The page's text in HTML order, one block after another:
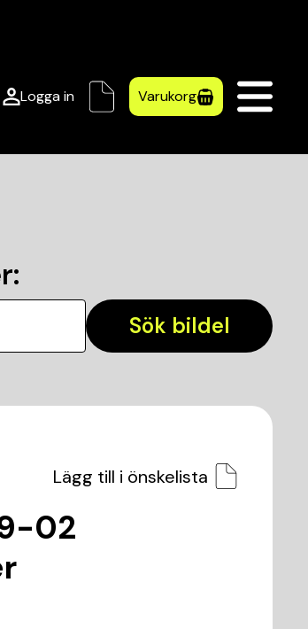
Logga in Varukorg
:
Sök bildel
Lägg till i önskelista
02